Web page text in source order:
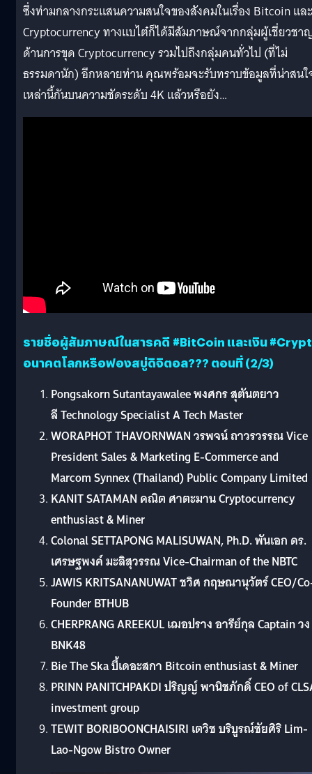
ซึ่งท่ามกลางกระแสนความสนใจของสังคมในเรื่อง Bitcoin และ
Cryptocurrency ทางแบไต๋ก็ได้มีสัมภาษณ์จากกลุ่มผู้เชี่ยวชา
ด้านการขุด Cryptocurrency รวมไปถึงกลุ่มคนทั่วไป (ที่ไม่
ธรรมดานัก) อีกหลายท่าน คุณพร้อมจะรับทราบข้อมูลที่น่าสน
เหล่านี้กันบนความชัดระดับ 4K แล้วหรือยัง…
รายชื่อผู้สัมภาษณ์ในสารคดี #BitCoin และเงิน
อนาคตโลกหรือฟองสบู่ดิจิตอล??? ตอนที่ (2/3)
Pongsakorn Sutantayawaleeพงศกร สุตันตยาว
ลีTechnology Specialist A Tech Master
WORAPHOT THAVORNWANวรพจน์ ถาวรวรรณVice
President Sales & Marketing E-Commerce and
MarcomSynnex (Thailand) Public Company Limited
KANIT SATAMAN คณิต ศาตะมานCryptocurrency
enthusiast & Miner
Colonal SETTAPONG MALISUWAN, Ph.D.พันเอก ดร.
เศรษฐพงค์ มะลิสุวรรณVice-Chairman of the NBTC
JAWIS KRITSANANUWATชวิศ กฤษณานุวัตร์CEO/
Founder BTHUB
CHERPRANG AREEKULเฌอปราง อารีย์กุลCaptain วง
BNK48
Bie The Ska บี้เดอะสกา Bitcoin enthusiast & Miner
PRINN PANITCHPAKDIปริญญ์ พานิชภักดิ์CEO of
investment group
TEWIT BORIBOONCHAISIRI เตวิช บริบูรณ์ชัยศิริLim-
Lao-Ngow Bistro Owner